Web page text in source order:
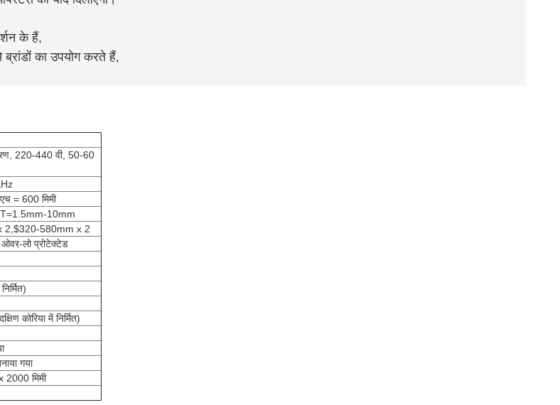
के हैं,
का उपयोग करते हैं,
220-440 वी, 50-60
= 600 मिमी
10mm
2,$320-580mm x 2
लो प्रोटेक्टेड
कोरिया में निर्मित)
गया
मिमी